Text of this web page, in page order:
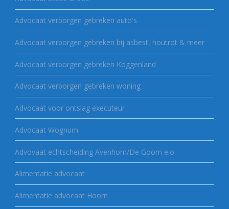
Advocaat verborgen gebreken auto's
Advocaat verborgen gebreken bij asbest, houtrot & meer
Advocaat verborgen gebreken Koggenland
Advocaat verborgen gebreken woning
Advocaat voor ontslag executeur
Advocaat Wognum
Advovaat echtscheiding Avenhorn/De Goorn e.o
Alimentatie advocaat
Alimentatie advocaat Hoorn